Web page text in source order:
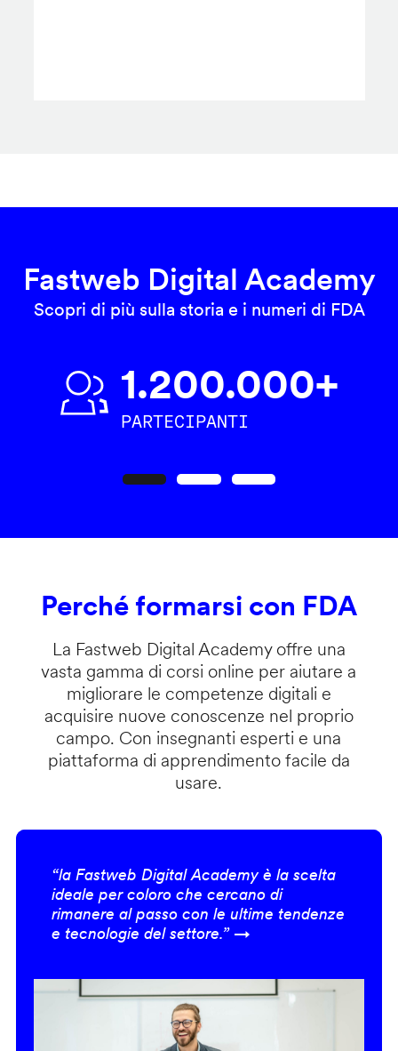
Fastweb Digital Academy
Scopri di più sulla storia e i numeri di FDA
1.200.000+
PARTECIPANTI
Perché formarsi con FDA
La Fastweb Digital Academy offre una
vasta gamma di corsi online per aiutare a
migliorare le competenze digitali e
acquisire nuove conoscenze nel proprio
campo. Con insegnanti esperti e una
piattaforma di apprendimento facile da
usare.
“la Fastweb Digital Academy è la scelta
ideale per coloro che cercano di
rimanere al passo con le ultime tendenze
e tecnologie del settore.” →